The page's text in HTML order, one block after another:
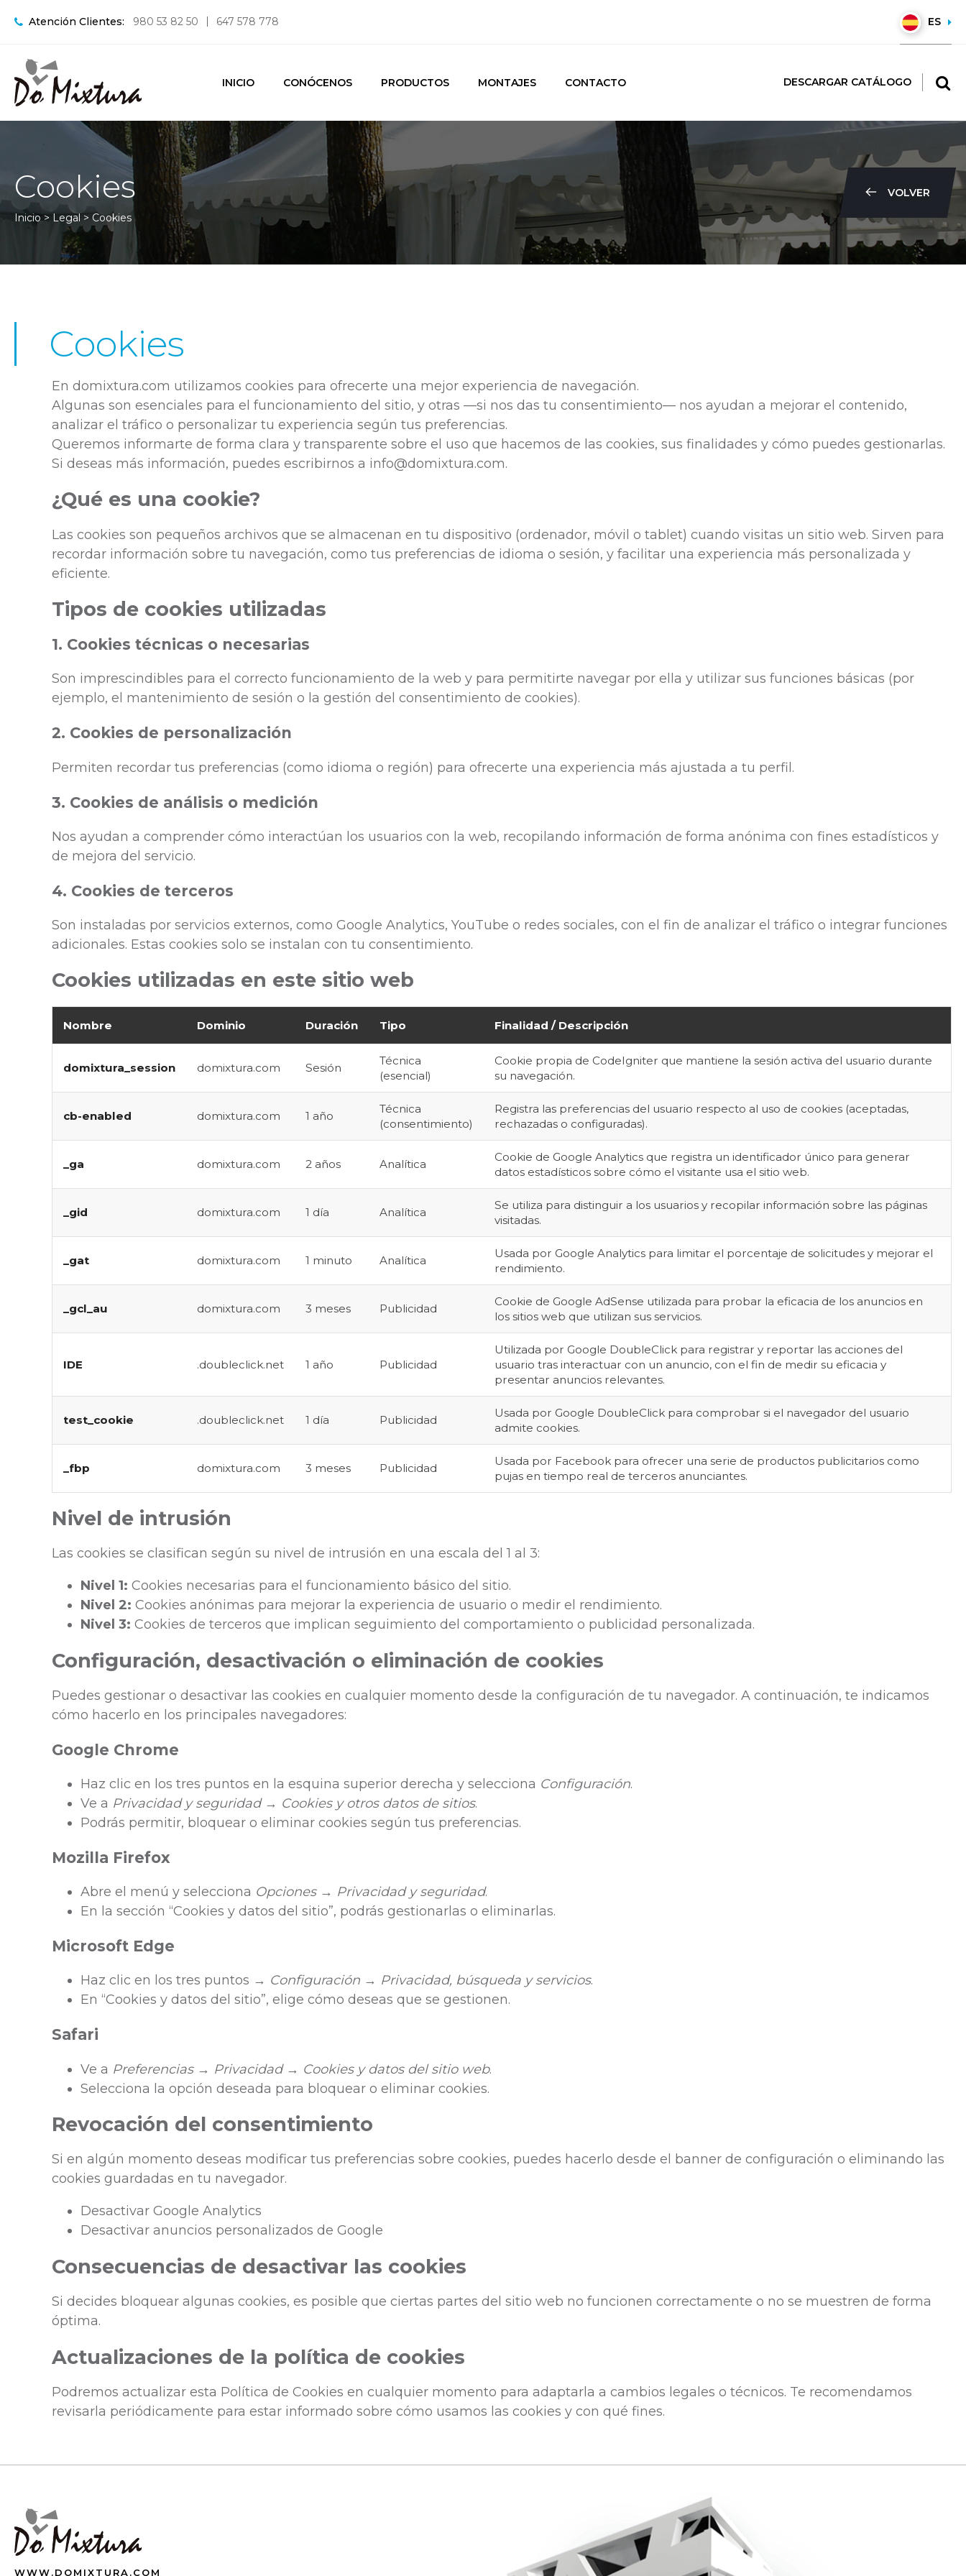
Atención Clientes: 980 53 82 50 647 578 778 ES
INICIO CONÓCENOS PRODUCTOS MONTAJES CONTACTO DESCARGAR CATÁLOGO
Cookies
Inicio> Legal > Cookies
VOLVER
Cookies
En domixtura.com utilizamos cookies para ofrecerte una mejor experiencia de navegación.
Algunas son esenciales para el funcionamiento del sitio, y otras —si nos das tu consentimiento— nos ayudan a mejorar el contenido,
analizar el tráfico o personalizar tu experiencia según tus preferencias.
Queremos informarte de forma clara y transparente sobre el uso que hacemos de las cookies, sus finalidades y cómo puedes gestionarlas.
Si deseas más información, puedes escribirnos a info@domixtura.com.
¿Qué es una cookie?
Las cookies son pequeños archivos que se almacenan en tu dispositivo (ordenador, móvil o tablet) cuando visitas un sitio web. Sirven para
recordar información sobre tu navegación, como tus preferencias de idioma o sesión, y facilitar una experiencia más personalizada y
eficiente.
Tipos de cookies utilizadas
1. Cookies técnicas o necesarias
Son imprescindibles para el correcto funcionamiento de la web y para permitirte navegar por ella y utilizar sus funciones básicas (por
ejemplo, el mantenimiento de sesión o la gestión del consentimiento de cookies).
2. Cookies de personalización
Permiten recordar tus preferencias (como idioma o región) para ofrecerte una experiencia más ajustada a tu perfil.
3. Cookies de análisis o medición
Nos ayudan a comprender cómo interactúan los usuarios con la web, recopilando información de forma anónima con fines estadísticos y
de mejora del servicio.
4. Cookies de terceros
Son instaladas por servicios externos, como Google Analytics, YouTube o redes sociales, con el fin de analizar el tráfico o integrar funciones
adicionales. Estas cookies solo se instalan con tu consentimiento.
Cookies utilizadas en este sitio web
Nombre Dominio Duración Tipo Finalidad / Descripción
domixtura_session domixtura.com Sesión
Técnica
(esencial)
Cookie propia de CodeIgniter que mantiene la sesión activa del usuario durante
su navegación.
cb-enabled domixtura.com 1 año
Técnica
(consentimiento)
Registra las preferencias del usuario respecto al uso de cookies (aceptadas,
rechazadas o configuradas).
_ga domixtura.com 2 años Analítica
Cookie de Google Analytics que registra un identificador único para generar
datos estadísticos sobre cómo el visitante usa el sitio web.
_gid domixtura.com 1 día Analítica
Se utiliza para distinguir a los usuarios y recopilar información sobre las páginas
visitadas.
_gat domixtura.com 1 minuto Analítica
Usada por Google Analytics para limitar el porcentaje de solicitudes y mejorar el
rendimiento.
_gcl_au domixtura.com 3 meses Publicidad
Cookie de Google AdSense utilizada para probar la eficacia de los anuncios en
los sitios web que utilizan sus servicios.
IDE .doubleclick.net 1 año Publicidad
Utilizada por Google DoubleClick para registrar y reportar las acciones del
usuario tras interactuar con un anuncio, con el fin de medir su eficacia y
presentar anuncios relevantes.
test_cookie .doubleclick.net 1 día Publicidad
Usada por Google DoubleClick para comprobar si el navegador del usuario
admite cookies.
_fbp domixtura.com 3 meses Publicidad
Usada por Facebook para ofrecer una serie de productos publicitarios como
pujas en tiempo real de terceros anunciantes.
Nivel de intrusión
Las cookies se clasifican según su nivel de intrusión en una escala del 1 al 3:
Nivel 1: Cookies necesarias para el funcionamiento básico del sitio.
Nivel 2: Cookies anónimas para mejorar la experiencia de usuario o medir el rendimiento.
Nivel 3: Cookies de terceros que implican seguimiento del comportamiento o publicidad personalizada.
Configuración, desactivación o eliminación de cookies
Puedes gestionar o desactivar las cookies en cualquier momento desde la configuración de tu navegador. A continuación, te indicamos
cómo hacerlo en los principales navegadores:
Google Chrome
Haz clic en los tres puntos en la esquina superior derecha y selecciona Configuración.
Ve a Privacidad y seguridad→ Cookies y otros datos de sitios.
Podrás permitir, bloquear o eliminar cookies según tus preferencias.
Mozilla Firefox
Abre el menú y selecciona Opciones→ Privacidad y seguridad.
En la sección “Cookies y datos del sitio”, podrás gestionarlas o eliminarlas.
Microsoft Edge
Haz clic en los tres puntos → Configuración → Privacidad, búsqueda y servicios.
En “Cookies y datos del sitio”, elige cómo deseas que se gestionen.
Safari
Ve a Preferencias→ Privacidad→ Cookies y datos del sitio web.
Selecciona la opción deseada para bloquear o eliminar cookies.
Revocación del consentimiento
Si en algún momento deseas modificar tus preferencias sobre cookies, puedes hacerlo desde el banner de configuración o eliminando las
cookies guardadas en tu navegador.
Desactivar Google Analytics
Desactivar anuncios personalizados de Google
Consecuencias de desactivar las cookies
Si decides bloquear algunas cookies, es posible que ciertas partes del sitio web no funcionen correctamente o no se muestren de forma
óptima.
Actualizaciones de la política de cookies
Podremos actualizar esta Política de Cookies en cualquier momento para adaptarla a cambios legales o técnicos. Te recomendamos
revisarla periódicamente para estar informado sobre cómo usamos las cookies y con qué fines.
WWW.DOMIXTURA.COM